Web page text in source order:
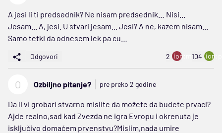
A jesi li ti predsednik? Ne nisam predsednik… Nisi...
Jesam... A, jesi. U stvari jesam... Jesi? A ne, kazem nisam...
Samo tetki da odnesem lek pa cu…
Odgovori 2 ion:minus
104
O Ozbiljno pitanje? pre preko 2 godine
Da li vi grobari stvarno mislite da možete da budete prvaci?
Ajde realno,sad kad Zvezda ne igra Evropu i okrenuta je
isključivo domaćem prvenstvu?Mislim,nada umire